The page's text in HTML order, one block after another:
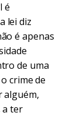
é
lei diz
é apenas
de uma
crime de
alguém,
a ter